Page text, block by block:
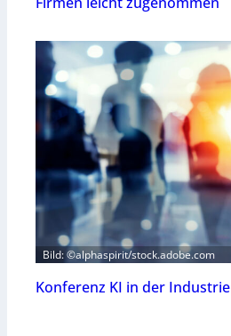
Bild: ©alphaspirit/stock.adobe.com
Konferenz KI in der Industrie